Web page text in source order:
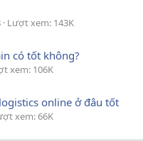
Lượt xem: 143K
có tốt không?
xem: 106K
online ở đâu tốt
xem: 66K